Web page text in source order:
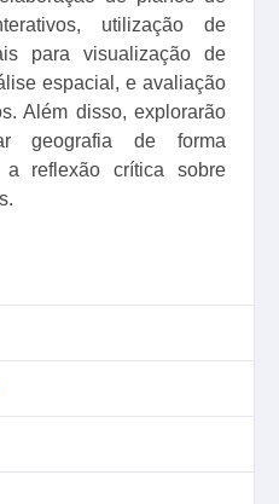
utilização de
para visualização de
espacial, e avaliação
Além disso, explorarão
geografia de forma
a reflexão crítica sobre